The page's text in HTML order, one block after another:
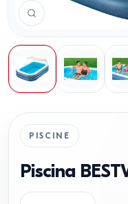
PISCINE
Piscina